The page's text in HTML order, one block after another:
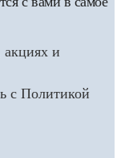
и
с Политикой